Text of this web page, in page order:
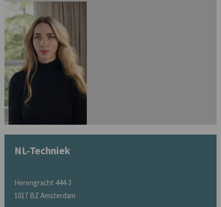
NL-Techniek
Herengracht 444-3
1017 BZ Amsterdam